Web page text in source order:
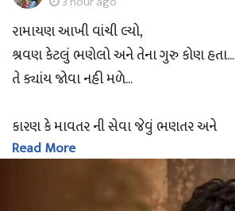
રામાયણ આખી વાંચી લ્યો,
શ્રવણ કેટલું ભણેલો અને તેના ગુરુ કોણ હતા...
તે ક્યાંય જોવા નહી મળે...
કારણ કે માવતર ની સેવા જેવું ભણતર અને
માં-બાપ જેવા ગુરુ જેની પાસે હોય તેની
DETAILS જાણવાની કોઈ જરુર જ નથી...
Read More